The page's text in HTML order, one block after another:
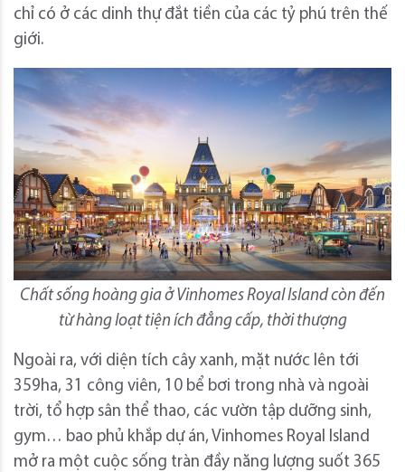
chỉ có ở các dinh thự đắt tiền của các tỷ phú trên thế
giới.
Chất sống hoàng gia ở Vinhomes Royal Island còn đến
từ hàng loạt tiện ích đẳng cấp, thời thượng
Ngoài ra, với diện tích cây xanh, mặt nước lên tới
359ha, 31 công viên, 10 bể bơi trong nhà và ngoài
trời, tổ hợp sân thể thao, các vườn tập dưỡng sinh,
gym… bao phủ khắp dự án, Vinhomes Royal Island
mở ra một cuộc sống tràn đầy năng lượng suốt 365